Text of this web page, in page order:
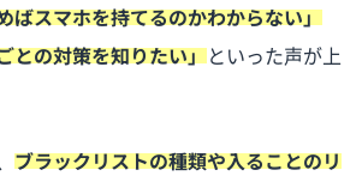
ばスマホを持てるのかわからない」
との対策を知りたい」といった声が上
ブラックリストの種類や入ることのリ